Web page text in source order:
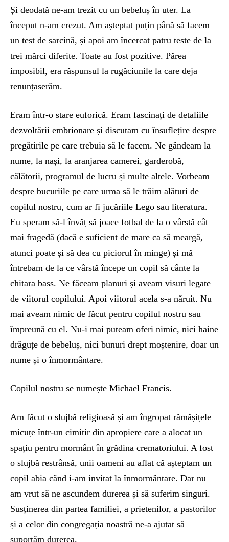
Și deodată ne-am trezit cu un bebeluș în uter. La
început n-am crezut. Am așteptat puțin până să facem
un test de sarcină, și apoi am încercat patru teste de la
trei mărci diferite. Toate au fost pozitive. Părea
imposibil, era răspunsul la rugăciunile la care deja
renunțaserăm.
Eram într-o stare euforică. Eram fascinați de detaliile
dezvoltării embrionare și discutam cu însuflețire despre
pregătirile pe care trebuia să le facem. Ne gândeam la
nume, la nași, la aranjarea camerei, garderobă,
călătorii, programul de lucru și multe altele. Vorbeam
despre bucuriile pe care urma să le trăim alături de
copilul nostru, cum ar fi jucăriile Lego sau literatura.
Eu speram să-l învăț să joace fotbal de la o vârstă cât
mai fragedă (dacă e suficient de mare ca să meargă,
atunci poate și să dea cu piciorul în minge) și mă
întrebam de la ce vârstă începe un copil să cânte la
chitara bass. Ne făceam planuri și aveam visuri legate
de viitorul copilului. Apoi viitorul acela s-a năruit. Nu
mai aveam nimic de făcut pentru copilul nostru sau
împreună cu el. Nu-i mai puteam oferi nimic, nici haine
drăguțe de bebeluș, nici bunuri drept moștenire, doar un
nume și o înmormântare.
Copilul nostru se numește Michael Francis.
Am făcut o slujbă religioasă și am îngropat rămășițele
micuțe într-un cimitir din apropiere care a alocat un
spațiu pentru mormânt în grădina crematoriului. A fost
o slujbă restrânsă, unii oameni au aflat că așteptam un
copil abia când i-am invitat la înmormântare. Dar nu
am vrut să ne ascundem durerea și să suferim singuri.
Susținerea din partea familiei, a prietenilor, a pastorilor
și a celor din congregația noastră ne-a ajutat să
suportăm durerea.